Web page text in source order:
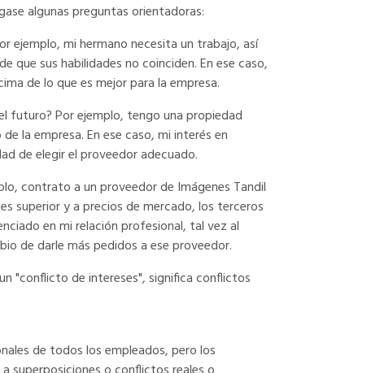
algunas preguntas orientadoras:
ejemplo, mi hermano necesita un trabajo, así
que sus habilidades no coinciden. En ese caso,
de lo que es mejor para la empresa.
futuro? Por ejemplo, tengo una propiedad
la empresa. En ese caso, mi interés en
de elegir el proveedor adecuado.
contrato a un proveedor de Imágenes Tandil
superior y a precios de mercado, los terceros
en mi relación profesional, tal vez al
de darle más pedidos a ese proveedor.
"conflicto de intereses", significa conflictos
de todos los empleados, pero los